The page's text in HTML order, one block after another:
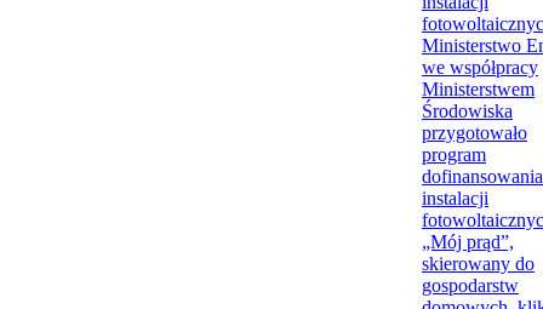
Ministerstwo
we współpracy
Ministerstwem
Środowiska
przygotowało
program
dofinansowania
instalacji
„Mój prąd”,
skierowany do
gospodarstw